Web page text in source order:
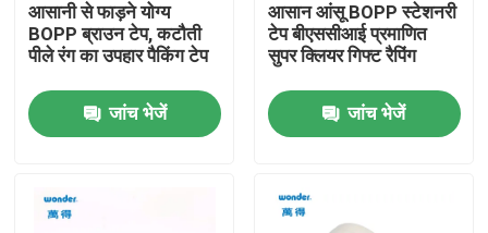
घर
उत्पादों
आसानी से फाड़ने योग्य
BOPP ब्राउन टेप, कटौती
पीले रंग का उपहार पैकिंग टेप
जांच भेजें
आसान आंसू BOPP स्टेशनरी
टेप बीएससीआई प्रमाणित
सुपर क्लियर गिफ्ट रैपिंग
जांच भेजें